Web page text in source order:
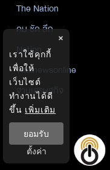
The Nation
คม ชัด ลึก
Nation
Thainewsonline
ฐานเศรษฐกิจ
×
เราใช้คุกกี้
เพื่อให้
เว็บไซต์
ทำงานได้ดี
ขึ้น เพิ่มเติม
ยอมรับ
ตั้งค่า